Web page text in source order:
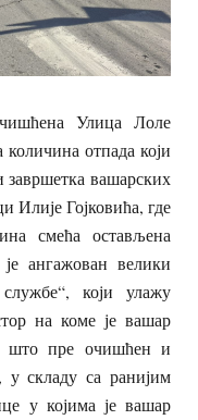
Улица Лоле
отпада који
завршетка вашарских
Илије Гојковића, где
смећа остављена
ангажован велики
који улажу
на коме је вашар
што пре очишћен и
у складу са ранијим
у којима је вашар